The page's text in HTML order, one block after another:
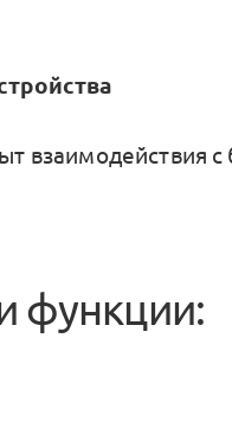
взаимодействия
функции: